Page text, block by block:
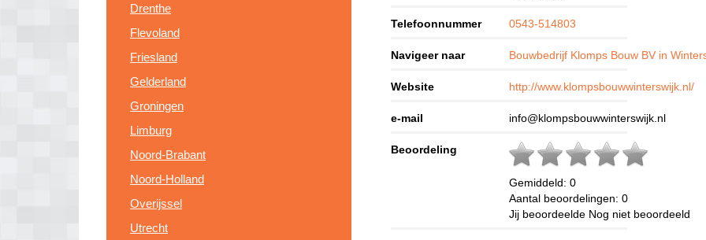
Drenthe
Flevoland
Friesland
Gelderland
Groningen
Limburg
Noord-Brabant
Noord-Holland
Overijssel
Utrecht
Telefoonnummer 0543-514803
Navigeer naar Bouwbedrijf Klomps Bouw BV in
Website http://www.klompsbouwwinterswijk.nl/
e-mail info@klompsbouwwinterswijk.nl
Beoordeling
Gemiddeld:0
Aantal beoordelingen:0
Jij beoordeelde Nog niet beoordeeld